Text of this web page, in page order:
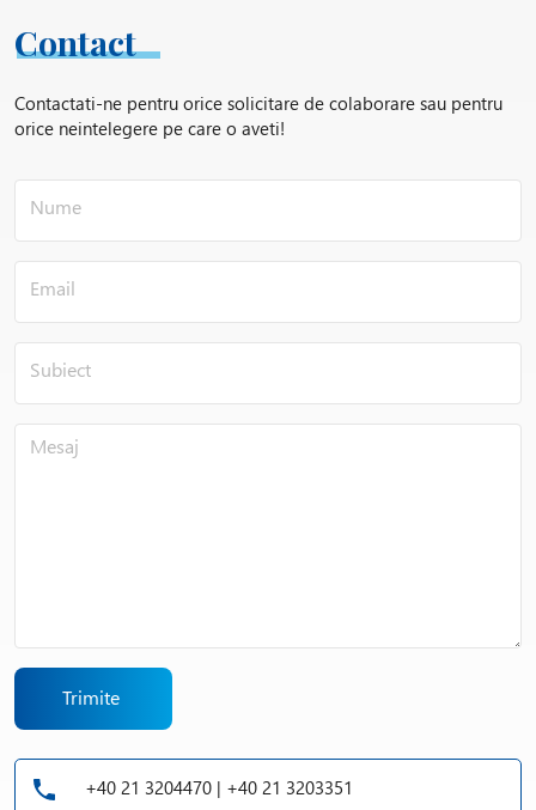
Contact
Contactati-ne pentru orice solicitare de colaborare sau pentru
orice neintelegere pe care o aveti!
Trimite
+40 21 3204470 | +40 21 3203351